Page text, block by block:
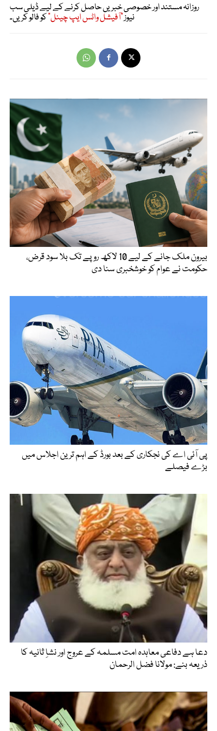
روزانہ مستند اور خصوصی خبریں حاصل کرنے کے لیے ڈیلی سب
نیوز"آفیشل واٹس ایپ چینل"کو فالو کریں۔
بیرون ملک جانے کے لیے 10 لاکھ روپے تک بلا سود قرض،
حکومت نے عوام کو خوشخبری سنا دی
پی آئی اے کی نجکاری کے بعد بورڈ کے اہم ترین اجلاس میں
بڑے فیصلے
دعا ہے دفاعی معاہدہ امت مسلمہ کے عروج اور نشاِ ثانیہ کا
ذریعہ بنے: مولانا فضل الرحمان